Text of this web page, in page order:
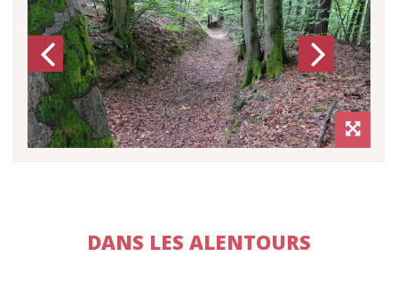
Previous Next
DANS LES ALENTOURS